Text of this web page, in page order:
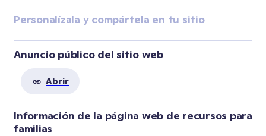
Personalízala y compártela en tu sitio
Anuncio público del sitio web
Abrir
Información de la página web de recursos para
familias